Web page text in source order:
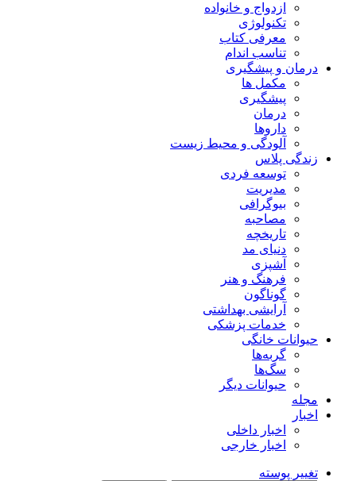
ازدواج و خانواده
تکنولوژی
معرفی کتاب
تناسب اندام
درمان و پیشگیری
مکمل ها
پیشگیری
درمان
داروها
آلودگی و محیط زیست
زندگی پلاس
توسعه فردی
مدیریت
بیوگرافی
مصاحبه
تاریخچه
دنیای مد
آشپزی
فرهنگ و هنر
گوناگون
آرایشی بهداشتی
خدمات پزشکی
حیوانات خانگی
گربه‌ها
سگ‌ها
حیوانات دیگر
مجله
اخبار
اخبار داخلی
اخبار خارجی
تغییر پوسته